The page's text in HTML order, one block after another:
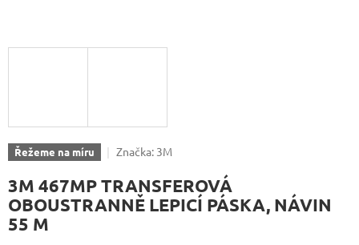
Řežeme na míru Značka: 3M
3M 467MP TRANSFEROVÁ
OBOUSTRANNĚ LEPICÍ PÁSKA, NÁVIN
55 M